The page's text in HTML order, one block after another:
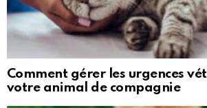
Comment gérer les urgences
votre animal de compagnie